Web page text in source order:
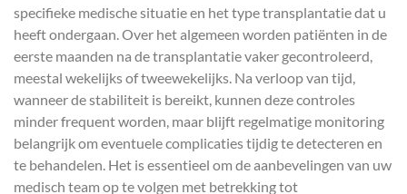
specifieke medische situatie en het type transplantatie dat u
heeft ondergaan. Over het algemeen worden patiënten in de
eerste maanden na de transplantatie vaker gecontroleerd,
meestal wekelijks of tweewekelijks. Na verloop van tijd,
wanneer de stabiliteit is bereikt, kunnen deze controles
minder frequent worden, maar blijft regelmatige monitoring
belangrijk om eventuele complicaties tijdig te detecteren en
te behandelen. Het is essentieel om de aanbevelingen van uw
medisch team op te volgen met betrekking tot